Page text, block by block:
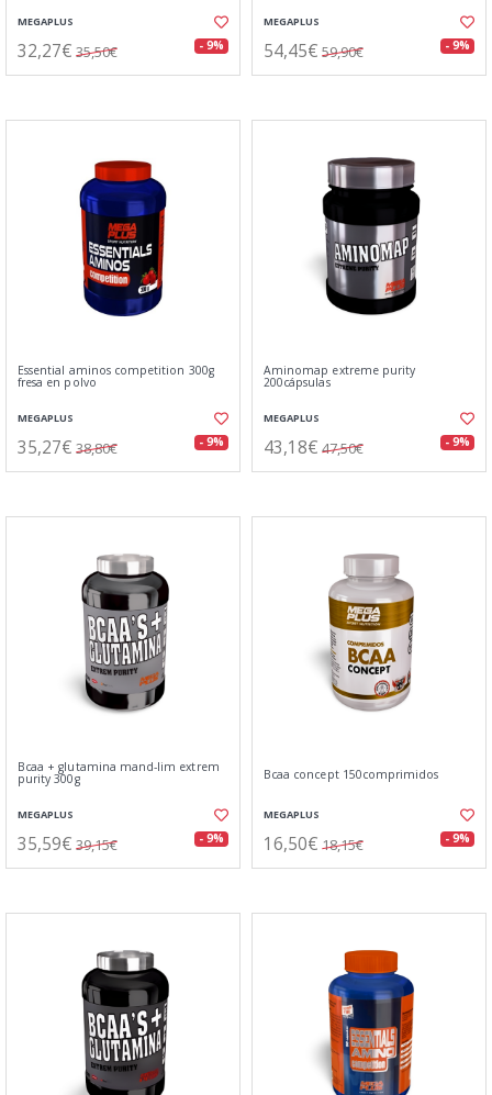
MEGAPLUS
32,27€ 35,50€ - 9%
MEGAPLUS
54,45€ 59,90€ - 9%
Essential aminos competition 300g
fresa en polvo
MEGAPLUS
35,27€ 38,80€ - 9%
Aminomap extreme purity
200cápsulas
MEGAPLUS
43,18€ 47,50€ - 9%
Bcaa + glutamina mand-lim extrem
purity 300g
MEGAPLUS
35,59€ 39,15€ - 9%
Bcaa concept 150comprimidos
MEGAPLUS
16,50€ 18,15€ - 9%